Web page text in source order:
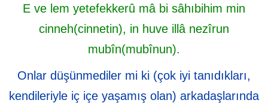
E ve lem yetefekkerû mâ bi sâhıbihim min
cinneh(cinnetin), in huve illâ nezîrun
mubîn(mubînun).
Onlar düşünmediler mi ki (çok iyi tanıdıkları,
kendileriyle iç içe yaşamış olan) arkadaşlarında